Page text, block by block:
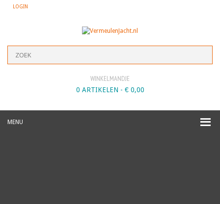
LOGIN
WINKELMANDJE
0 ARTIKELEN - €0,00
MENU